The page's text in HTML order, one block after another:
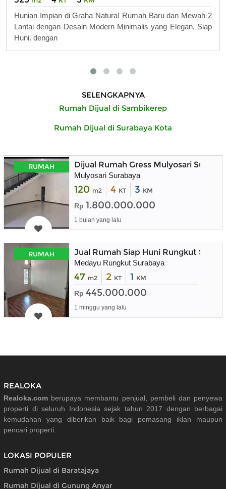
Hunian Impian di Graha Natura! Rumah Baru dan Mewah 2
Lantai dengan Desain Modern Minimalis yang Elegan, Siap
Huni. dengan
SELENGKAPNYA
Rumah Dijual di Sambikerep
Rumah Dijual di Surabaya Kota
RUMAH Dijual Rumah Gress Mulyosari
Mulyosari Surabaya
120 m2 4 KT 3 KM
Rp 1.800.000.000
1 bulan yang lalu
RUMAH Jual Rumah Siap Huni Rungkut
Medayu Rungkut Surabaya
47 m2 2 KT 1 KM
Rp 445.000.000
1 minggu yang lalu
REALOKA
Realoka.com berupaya membantu penjual, pembeli dan penyewa
properti di seluruh Indonesia sejak tahun 2017 dengan berbagai
kemudahan yang diberikan baik bagi pemasang iklan maupun
pencari properti.
LOKASI POPULER
Rumah Dijual di Baratajaya
Rumah Dijual di Gunung Anyar